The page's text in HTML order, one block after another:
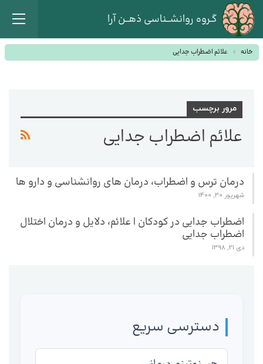
گـروه روانشــناسی ذهــن آرا
خانه علائم اضطراب جدایی
مرور برچسب
علائم اضطراب جدایی
درمان ترس و اضطراب، درمان های روانشناسی و دارو ها
شهریور 30, 1400
اضطراب جدایی در کودکان | علائم، دلایل و درمان اختلال
اضطراب جدایی
دی 21, 1398
دسترسی سریع